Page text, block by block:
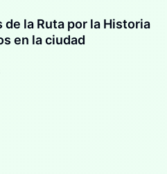
la Ruta por la Historia
en la ciudad